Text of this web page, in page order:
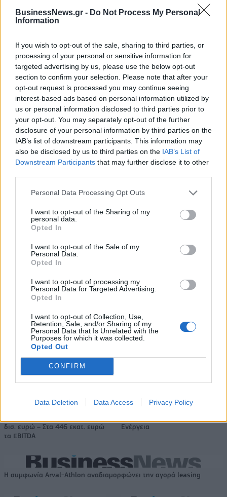
BusinessNews.gr - Do Not Process My Personal
Information
If you wish to opt-out of the sale, sharing to third parties, or
processing of your personal or sensitive information for
targeted advertising by us, please use the below opt-out
section to confirm your selection. Please note that after your
opt-out request is processed you may continue seeing
interest-based ads based on personal information utilized by
us or personal information disclosed to third parties prior to
your opt-out. You may separately opt-out of the further
disclosure of your personal information by third parties on the
IAB’s list of downstream participants. This information may
also be disclosed by us to third parties on the IAB’s List of
Downstream Participants that may further disclose it to other
Personal Data Processing Opt Outs
I want to opt-out of the Sharing of my
personal data.
Opted In
I want to opt-out of the Sale of my
Personal Data.
Opted In
I want to opt-out of processing my
Personal Data for Targeted Advertising.
Opted In
I want to opt-out of Collection, Use,
Retention, Sale, and/or Sharing of my
Personal Data that Is Unrelated with the
Purposes for which it was collected.
Opted Out
CONFIRM
Data Deletion Data Access Privacy Policy
Metlen: Ρεκόρ EBITDA στο α' εξάμηνο, στα 550 εκατ. ευρώ – Καθαρά
κέρδη 313 εκατ. ευρώ
Χρηματοδότηση 8 εκατ. ευρώ
σε 843 μέσα ενημέρωσης-
Ξεκίνησε το πενταετές
πρόγραμμα ενίσχυσης του
Τύπου
Media: Με ενίσχυση 8 εκατ.
ευρώ σε 451 επιχειρήσεις
ξεκίνησε το πρόγραμμα
στήριξης- Κάλυψη εισφορών
ΕΔΟΕΑΠ
IAB Hellas: Νέα Διοικούσα Επιτροπή και νέο Διοικητικό Συμβούλιο -
Πρόεδρος ο Γαληνός Γιαγλής
την κορυφή της
δολάρια στην KG Mobility
Το FIAT 500 Hybrid τώρα από 18.990 ευρώ
Ουκρανία: Με Μίχαϊλιουκ και
Λεν κόντρα στην Ελλάδα
Πάρκερ: «Όνειρό μου να
κατακτήσω το ΝΒΑ Europe με τη
HELLENiQ ENERGY: Κέρδη 393 εκατ. ευρώ στο α' εξάμηνο – Στα 734
εκατ. ευρώ τα EBITDA
Viohalco: Αυξημένος κατά 14%
δισ. ευρώ – Στα 446 εκατ. ευρώ
τα EBITDA
ΥΠΕΘΟΟ: Νέες επενδύσεις 1
Ενέργεια
Η συμφωνία Arval-Athlon αναδιαμορφώνει την αγορά leasing